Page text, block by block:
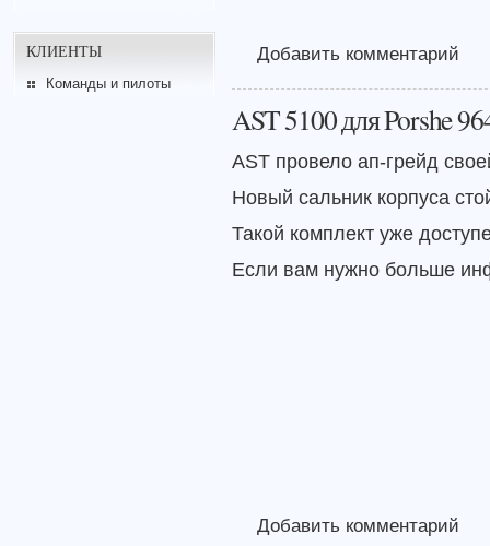
КЛИЕНТЫ
Команды и пилоты
Добавить комментарий
AST 5100 для Porshe
AST провело ап-грейд
Новый сальник корпуса
Такой комплект уже
Если вам нужно больше
Добавить комментарий